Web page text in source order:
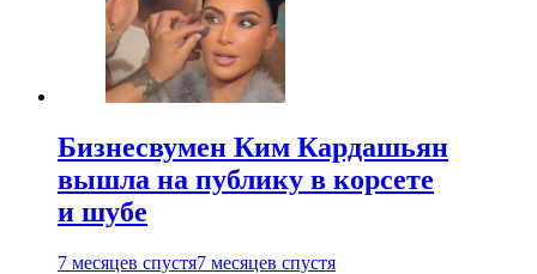
Бизнесвумен Ким Кардашьян
вышла на публику в корсете
и шубе
7 месяцев спустя7 месяцев спустя